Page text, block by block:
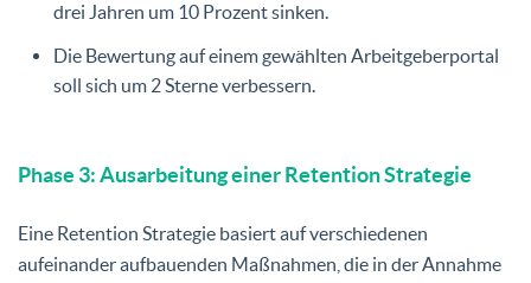
drei Jahren um 10 Prozent sinken.
Die Bewertung auf einem gewählten Arbeitgeberportal
soll sich um 2 Sterne verbessern.
Phase 3: Ausarbeitung einer Retention Strategie
Eine Retention Strategie basiert auf verschiedenen
aufeinander aufbauenden Maßnahmen, die in der Annahme